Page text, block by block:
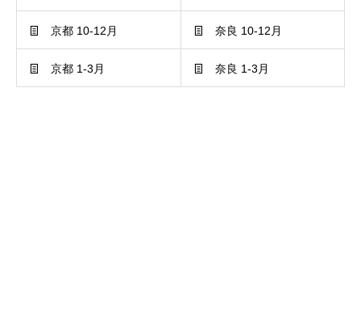
京都 10-12月 奈良 10-12月
京都 1-3月 奈良 1-3月